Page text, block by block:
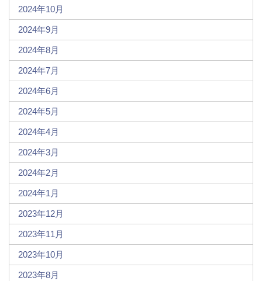
2024年10月
2024年9月
2024年8月
2024年7月
2024年6月
2024年5月
2024年4月
2024年3月
2024年2月
2024年1月
2023年12月
2023年11月
2023年10月
2023年8月